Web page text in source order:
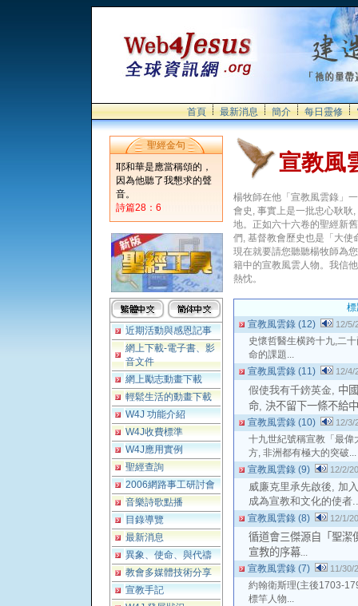
首頁 最新消息 簡介 每日靈修
聖經金句
耶和華是應當稱頌的，
因為他聽了我懇求的聲
音。
詩篇28：6
近期活動與感恩記事
網上下載-電子書、影
音文件
網上勵志動畫下載
輕鬆生活的動畫下載
W4J 功能介紹
W4J收費標準
W4J應用實例
聖經查詢
2006網路事工研討會
音樂詩歌點播
目錄導覽
最新消息
異象、使命、與代禱
教會多媒體技術分享
宣教手記
宣教風
楊牧師在他「宣教風雲錄」
會史, 事實上是一批忠心耿耿
地。正如六十六卷的聖經新
們, 基督教會歷史也是「大使
現在就要請您聽聽楊牧師為
籍中的宣教風雲人物。我信
熱忱。
標
宣教風雲錄 (12)
12/5/
史懷哲醫生横跨十九,二
命的課題...
宣教風雲錄 (11)
12/4/
假使我有千鎊英金, 中
命, 決不留下一條不給
宣教風雲錄 (10) 12/3/
十九世紀號稱宣教「最偉
方, 非洲都有極大的突破...
宣教風雲錄 (9)
12/2/
威廉克里承先啟後, 加
成為宣教和文化的使者
宣教風雲錄 (8) 12/1/
循道會三傑源自「聖潔
宣教的序幕...
宣教風雲錄 (7) 11/30/
約翰衛斯理(主後1703-
標竿人物...